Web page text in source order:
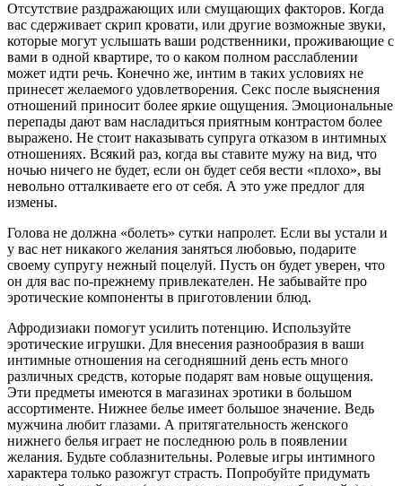
Отсутствие раздражающих или смущающих факторов. Когда
вас сдерживает скрип кровати, или другие возможные звуки,
которые могут услышать ваши родственники, проживающие с
вами в одной квартире, то о каком полном расслаблении
может идти речь. Конечно же, интим в таких условиях не
принесет желаемого удовлетворения. Секс после выяснения
отношений приносит более яркие ощущения. Эмоциональные
перепады дают вам насладиться приятным контрастом более
выражено. Не стоит наказывать супруга отказом в интимных
отношениях. Всякий раз, когда вы ставите мужу на вид, что
ночью ничего не будет, если он будет себя вести «плохо», вы
невольно отталкиваете его от себя. А это уже предлог для
измены.
Голова не должна «болеть» сутки напролет. Если вы устали и
у вас нет никакого желания заняться любовью, подарите
своему супругу нежный поцелуй. Пусть он будет уверен, что
он для вас по-прежнему привлекателен. Не забывайте про
эротические компоненты в приготовлении блюд.
Афродизиаки помогут усилить потенцию. Используйте
эротические игрушки. Для внесения разнообразия в ваши
интимные отношения на сегодняшний день есть много
различных средств, которые подарят вам новые ощущения.
Эти предметы имеются в магазинах эротики в большом
ассортименте. Нижнее белье имеет большое значение. Ведь
мужчина любит глазами. А притягательность женского
нижнего белья играет не последнюю роль в появлении
желания. Будьте соблазнительны. Ролевые игры интимного
характера только разожгут страсть. Попробуйте придумать